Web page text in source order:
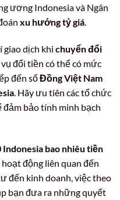
ương Indonesia và Ngân
xu hướng tỷ giá.
giao dịch khi chuyển đổi
đổi tiền có thể có mức
đến sốĐồng Việt Nam
. Hãy ưu tiên các tổ chức
đảm bảo tính minh bạch
Indonesia bao nhiêu tiền
động liên quan đến
đến kinh doanh, việc theo
bạn đưa ra những quyết